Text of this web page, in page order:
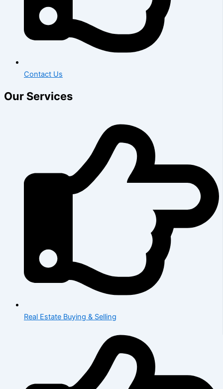
Contact Us
Our Services
Real Estate Buying & Selling